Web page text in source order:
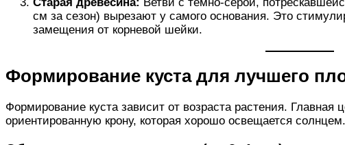
см за сезон) вырезают у самого основания. Это
замещения от корневой шейки.
Формирование куста для лучшего
Формирование куста зависит от возраста растения.
ориентированную крону, которая хорошо освещается солнцем.